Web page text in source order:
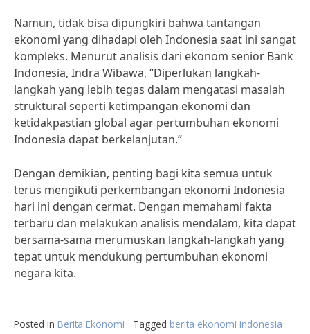
Namun, tidak bisa dipungkiri bahwa tantangan
ekonomi yang dihadapi oleh Indonesia saat ini sangat
kompleks. Menurut analisis dari ekonom senior Bank
Indonesia, Indra Wibawa, “Diperlukan langkah-
langkah yang lebih tegas dalam mengatasi masalah
struktural seperti ketimpangan ekonomi dan
ketidakpastian global agar pertumbuhan ekonomi
Indonesia dapat berkelanjutan.”
Dengan demikian, penting bagi kita semua untuk
terus mengikuti perkembangan ekonomi Indonesia
hari ini dengan cermat. Dengan memahami fakta
terbaru dan melakukan analisis mendalam, kita dapat
bersama-sama merumuskan langkah-langkah yang
tepat untuk mendukung pertumbuhan ekonomi
negara kita.
Posted in Berita Ekonomi Tagged berita ekonomi indonesia